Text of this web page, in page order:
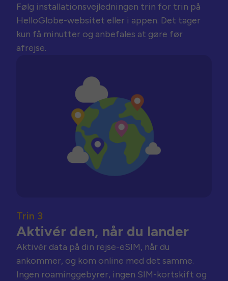
Følg installationsvejledningen trin for trin på
HelloGlobe-websitet eller i appen. Det tager
kun få minutter og anbefales at gøre før
afrejse.
Trin 3
Aktivér den, når du lander
Aktivér data på din rejse-eSIM, når du
ankommer, og kom online med det samme.
Ingen roaminggebyrer, ingen SIM-kortskift og